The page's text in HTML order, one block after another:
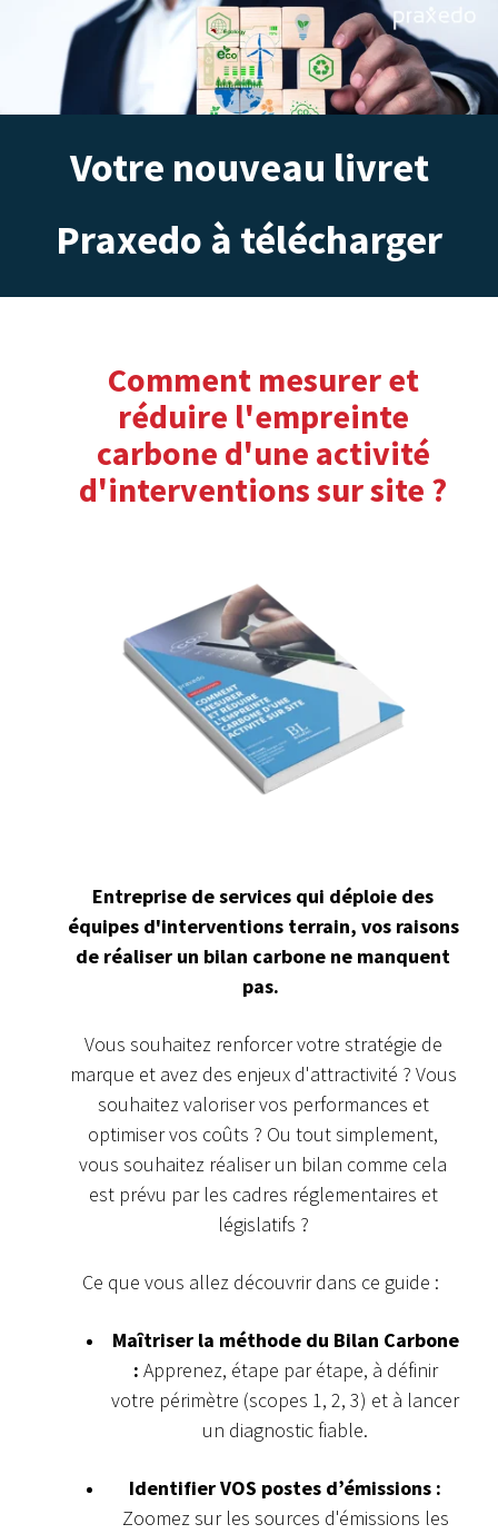
Votre nouveau livret
Praxedo à télécharger
Comment mesurer et
réduire l'empreinte
carbone d'une activité
d'interventions sur site ?
Entreprise de services qui déploie des
équipes d'interventions terrain, vos raisons
de réaliser un bilan carbone ne manquent
pas.
Vous souhaitez renforcer votre stratégie de
marque et avez des enjeux d'attractivité ? Vous
souhaitez valoriser vos performances et
optimiser vos coûts ? Ou tout simplement,
vous souhaitez réaliser un bilan comme cela
est prévu par les cadres réglementaires et
législatifs ?
Ce que vous allez découvrir dans ce guide :
Maîtriser la méthode du Bilan Carbone
: Apprenez, étape par étape, à définir
votre périmètre (scopes 1, 2, 3) et à lancer
un diagnostic fiable.
Identifier VOS postes d’émissions :
Zoomez sur les sources d'émissions les